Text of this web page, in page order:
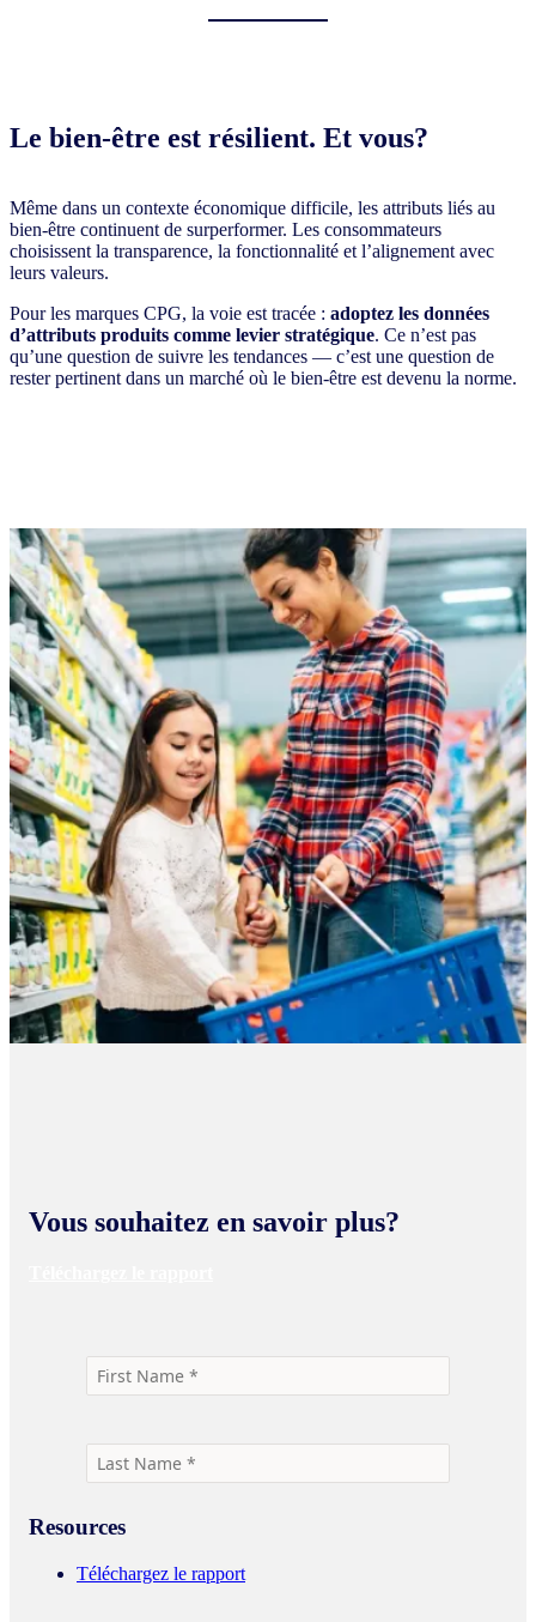
Le bien-être est résilient. Et vous?
Même dans un contexte économique difficile, les attributs liés au
bien-être continuent de surperformer. Les consommateurs
choisissent la transparence, la fonctionnalité et l’alignement avec
leurs valeurs.
Pour les marques CPG, la voie est tracée : adoptez les données
d’attributs produits comme levier stratégique. Ce n’est pas
qu’une question de suivre les tendances — c’est une question de
rester pertinent dans un marché où le bien-être est devenu la norme.
Vous souhaitez en savoir plus?
Resources
Téléchargez le rapport